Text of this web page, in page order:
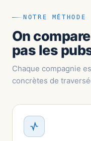
NOTRE MÉTHODE
On
pas les
Chaque compagnie
concrètes de